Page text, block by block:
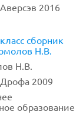
Аверсэв 2016
сборник
Н.В.
Н.В.
Дрофа 2009
образование